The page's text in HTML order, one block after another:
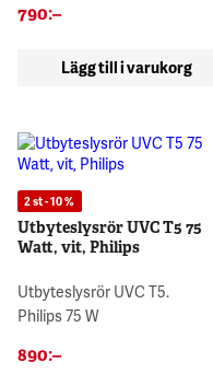
790:–
Lägg till i varukorg
2 st - 10 %
Utbyteslysrör UVC T5 75
Watt, vit, Philips
Utbyteslysrör UVC T5.
Philips 75 W
890:–